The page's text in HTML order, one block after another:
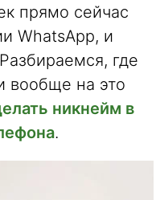
прямо сейчас
WhatsApp, и
где
вообще на это
никнейм в
.